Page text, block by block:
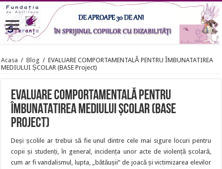
Acasa / Blog / EVALUARE COMPORTAMENTALĂ PENTRU ÎMBUNATATIREA
MEDIULUI ȘCOLAR (BASE Project)
EVALUARE COMPORTAMENTALĂ PENTRU
ÎMBUNATATIREA MEDIULUI ȘCOLAR (BASE
Project)
Deși școlile ar trebui să fie unul dintre cele mai sigure locuri pentru
copii și studenți, în general, incidența unor acte de violență școlară,
cum ar fi vandalismul, lupta, „bătăușii” de joacă și victimizarea elevilor